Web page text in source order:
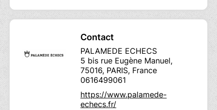
Contact
PALAMEDE ECHECS
5 bis rue Eugène Manuel,
75016, PARIS, France
0616499061
https://www.palamede-
echecs.fr/